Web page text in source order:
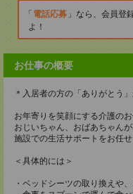
電話応募
なら、会員登
よ！
お仕事の概要
＊入居者の方の「ありがとう
お年寄りを笑顔にする介護のお
おじいちゃん、おばあちゃん
施設での生活サポートをお任せ
＜具体的には＞
・ベッドシーツの取り換えや